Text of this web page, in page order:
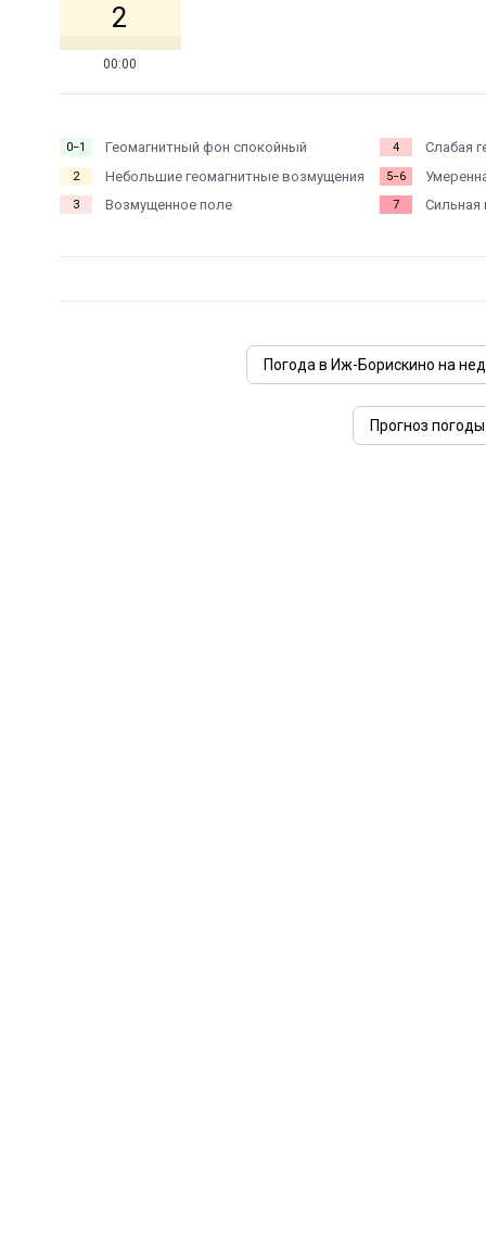
00:00
2
0−1 Геомагнитный фон спокойный
2 Небольшие геомагнитные возмущения
3 Возмущенное поле
4 Слабая
5−6
7 Сильная
Погода в Иж-Борискино на
Прогноз